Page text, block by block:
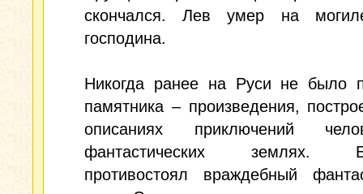
скончался. Лев умер на
господина.
Никогда ранее на Руси не было
памятника – произведения,
описаниях приключений
фантастических землях.
противостоял враждебный